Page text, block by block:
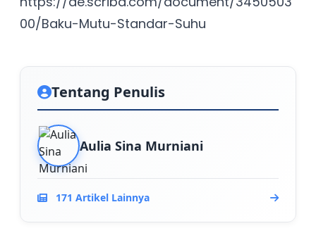
00/Baku-Mutu-Standar-Suhu
Tentang Penulis
Aulia Sina Murniani
171 Artikel Lainnya